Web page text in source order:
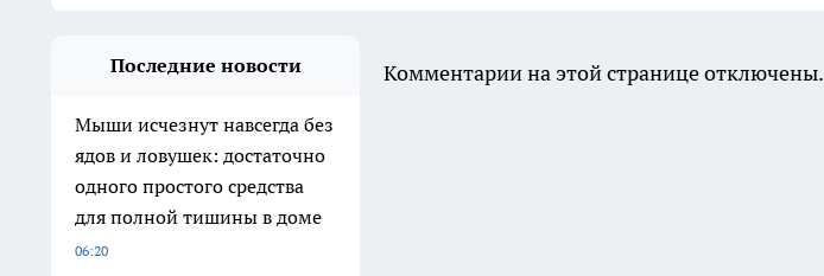
Последние новости
Мыши исчезнут навсегда без
ядов и ловушек: достаточно
одного простого средства
для полной тишины в доме
06:20
Комментарии на этой странице отключены.